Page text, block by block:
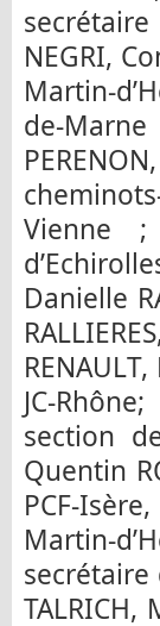
NEGRI,
Martin-
de-
Vienne ;
Danielle
JC-
section
Quentin
PCF-
Martin-
secrétaire
TALRICH,